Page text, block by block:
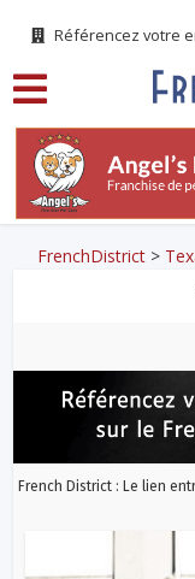
Référencez votre
FrenchDistrict >
French District : Le lien